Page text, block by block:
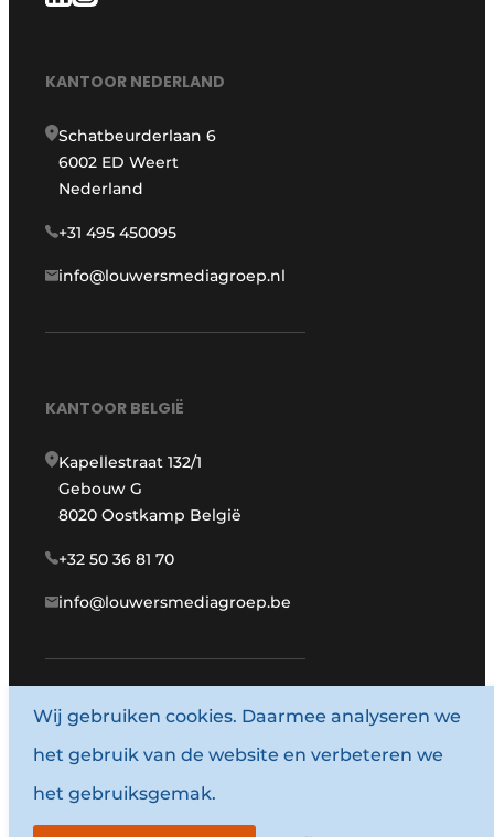
KANTOOR NEDERLAND
Schatbeurderlaan 6
6002 ED Weert
Nederland
+31 495 450095
info@louwersmediagroep.nl
KANTOOR BELGIË
Kapellestraat 132/1
Gebouw G
8020 Oostkamp België
+32 50 36 81 70
info@louwersmediagroep.be
www.louwersmediagroep.com
© 1987 - 2026 Louwersmediagroep.
Algemene voorwaarden
Wij gebruiken cookies. Daarmee analyseren we
het gebruik van de website en verbeteren we
het gebruiksgemak.